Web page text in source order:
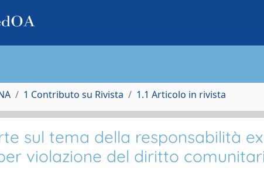
1 Contributo su Rivista 1.1 Articolo in rivista
sul tema della responsabilità
violazione del diritto